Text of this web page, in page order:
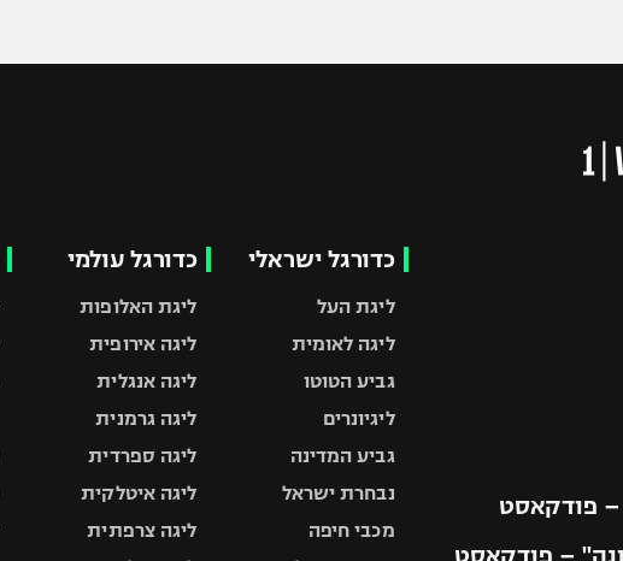
– פודקאסט
– פודקאסט
כדורגל ישראלי
ליגת העל
ליגה לאומית
גביע הטוטו
ליגיונרים
גביע המדינה
נבחרת ישראל
מכבי חיפה
כדורגל עולמי
ליגת האלופות
ליגה אירופית
ליגה אנגלית
ליגה גרמנית
ליגה ספרדית
ליגה איטלקית
ליגה צרפתית